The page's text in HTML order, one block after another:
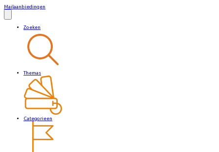
Mailaanbiedingen
Zoeken
Themas
Categorieen